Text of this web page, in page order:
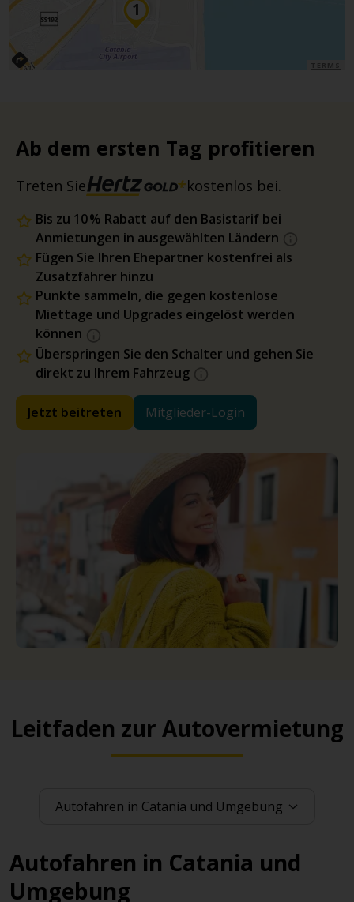
Ab dem ersten Tag profitieren
Treten Sie kostenlos bei.
Bis zu 10 % Rabatt auf den Basistarif bei
Anmietungen in ausgewählten Ländern
Fügen Sie Ihren Ehepartner kostenfrei als
Zusatzfahrer hinzu
Punkte sammeln, die gegen kostenlose
Miettage und Upgrades eingelöst werden
können
Überspringen Sie den Schalter und gehen Sie
direkt zu Ihrem Fahrzeug
Jetzt beitreten Mitglieder-Login
Leitfaden zur Autovermietung
Autofahren in Catania und
Umgebung